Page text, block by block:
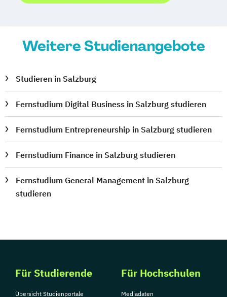
Weitere Studienangebote
Studieren in Salzburg
Fernstudium Digital Business in Salzburg studieren
Fernstudium Entrepreneurship in Salzburg studieren
Fernstudium Finance in Salzburg studieren
Fernstudium General Management in Salzburg
studieren
Für Studierende
Übersicht Studienportale
Für Hochschulen
Mediadaten